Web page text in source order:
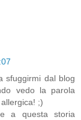
sfuggirmi dal blog
vedo la parola
;)
a questa storia